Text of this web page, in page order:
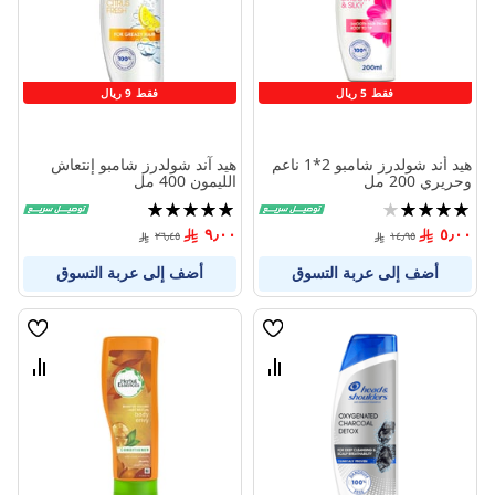
فقط 5 ريال
هيد أند شولدرز شامبو 2*1 ناعم
وحريري 200 مل
تقييم:
80%
٥٫٠٠ ١٤٫٩٥
أضف إلى عربة التسوق
فقط 9 ريال
هيد آند شولدرز شامبو إنتعاش
الليمون 400 مل
تقييم:
100%
٩٫٠٠ ٢٦٫٤٥
أضف إلى عربة التسوق
قائمة
قارن
قائمة
قارن